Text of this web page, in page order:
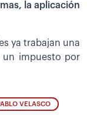
la aplicación
ya trabajan una
un impuesto por
VELASCO